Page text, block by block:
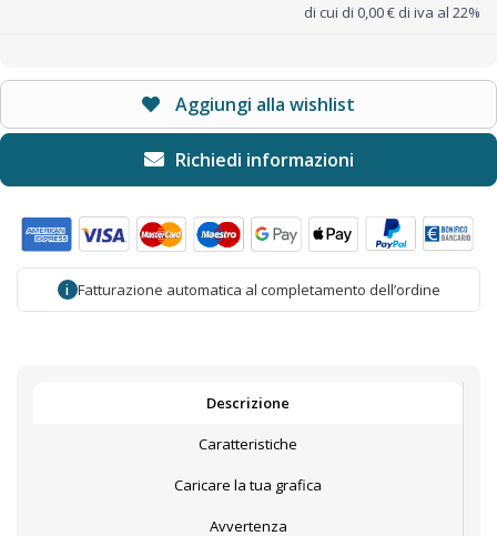
di cui di 0,00 € di iva al 22%
Aggiungi alla wishlist
i Fatturazione automatica al completamento dell’ordine
Descrizione
Caratteristiche
Caricare la tua grafica
Avvertenza